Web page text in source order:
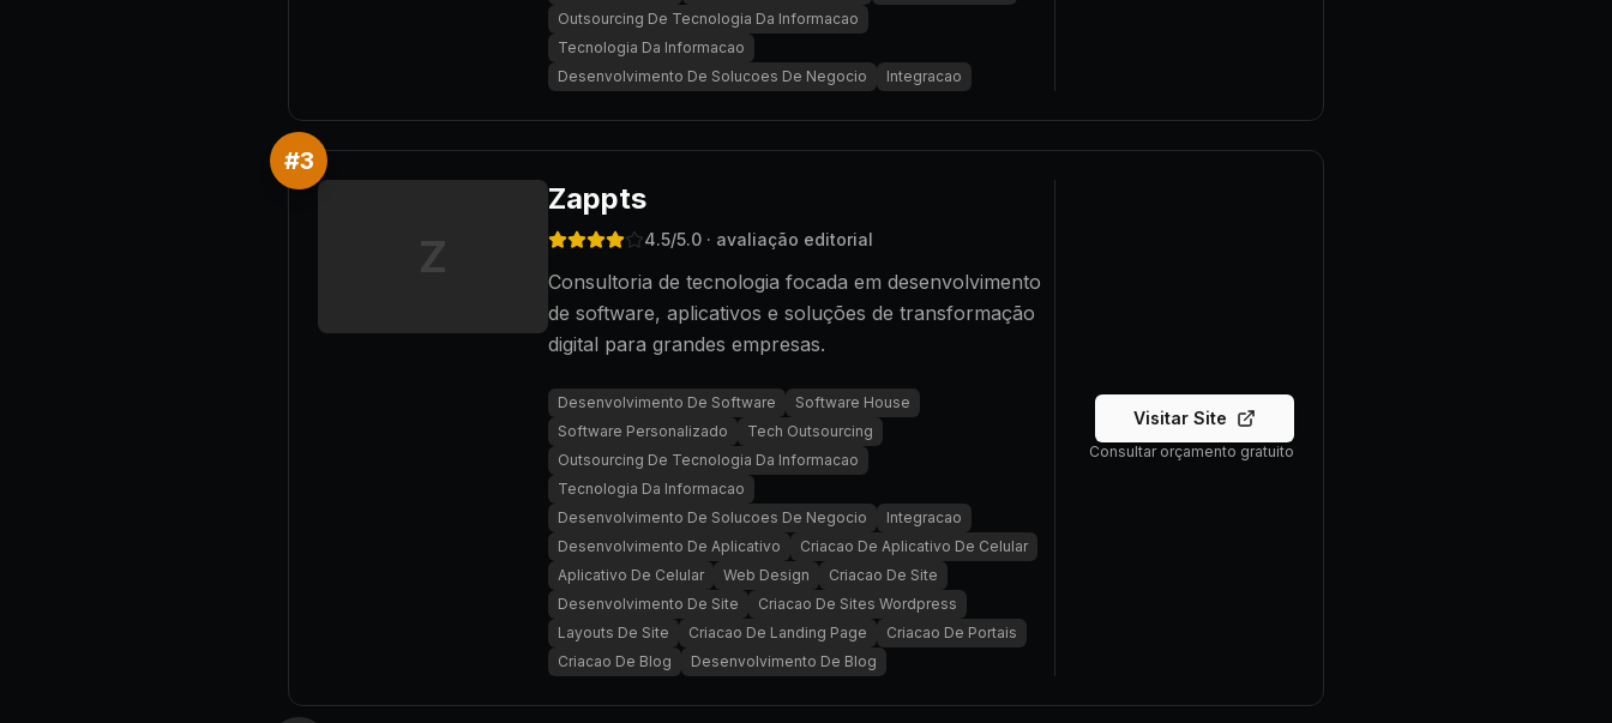
Outsourcing De Tecnologia Da Informacao
Tecnologia Da Informacao
Desenvolvimento De Solucoes De Negocio
Integracao
#3
Z
Zappts
4.5/5.0 · avaliação editorial
Consultoria de tecnologia focada em desenvolvimento
de software, aplicativos e soluções de transformação
digital para grandes empresas.
Desenvolvimento De Software
Software House
Software Personalizado
Tech Outsourcing
Outsourcing De Tecnologia Da Informacao
Tecnologia Da Informacao
Desenvolvimento De Solucoes De Negocio
Integracao
Desenvolvimento De Aplicativo
Criacao De Aplicativo De Celular
Aplicativo De Celular
Web Design
Criacao De Site
Desenvolvimento De Site
Criacao De Sites Wordpress
Layouts De Site
Criacao De Landing Page
Criacao De Portais
Criacao De Blog
Desenvolvimento De Blog
Visitar Site
Consultar orçamento gratuito